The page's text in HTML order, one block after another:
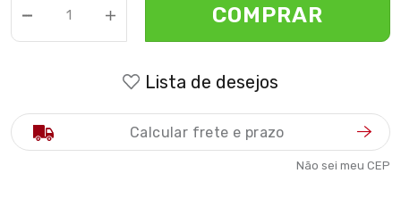
COMPRAR
Lista de desejos
Não sei meu CEP